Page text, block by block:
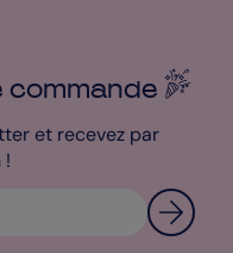
commande
et recevez par
!